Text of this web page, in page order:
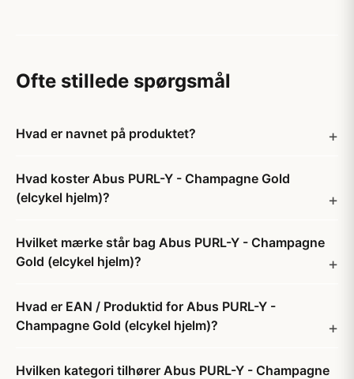
Ofte stillede spørgsmål
Hvad er navnet på produktet?
Hvad koster Abus PURL-Y - Champagne Gold
(elcykel hjelm)?
Hvilket mærke står bag Abus PURL-Y - Champagne
Gold (elcykel hjelm)?
Hvad er EAN / Produktid for Abus PURL-Y -
Champagne Gold (elcykel hjelm)?
Hvilken kategori tilhører Abus PURL-Y - Champagne